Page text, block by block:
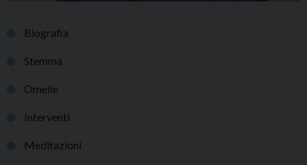
Biografia
Stemma
Omelie
Interventi
Meditazioni